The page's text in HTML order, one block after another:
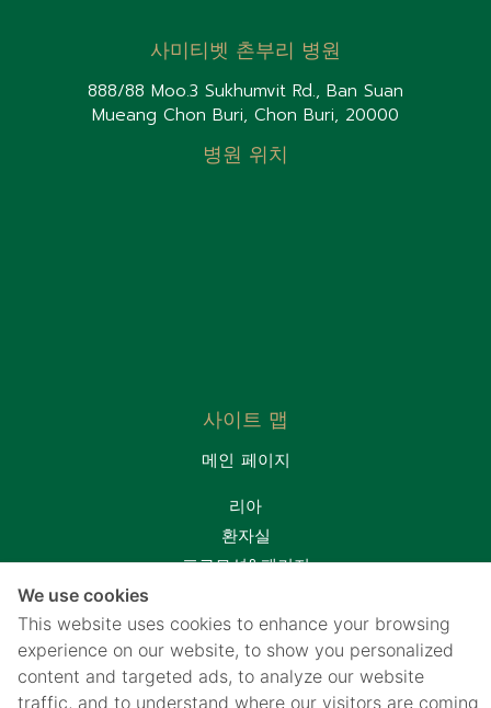
사미티벳 촌부리 병원
888/88 Moo.3 Sukhumvit Rd., Ban Suan
Mueang Chon Buri, Chon Buri, 20000
병원 위치
사이트 맵
메인 페이지
리아
환자실
프로모션&패키지
웹사이트에 대해
개인 정보 보호 고지
We use cookies
This website uses cookies to enhance your browsing
experience on our website, to show you personalized
content and targeted ads, to analyze our website
traffic, and to understand where our visitors are coming